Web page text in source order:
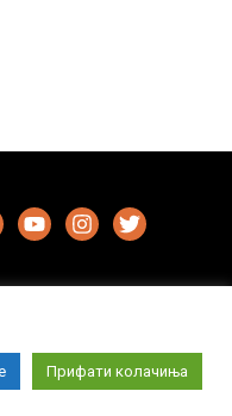
за користење
Прифати колачиња